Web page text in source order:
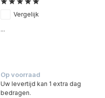
Vergelijk
...
Op voorraad
Uw levertijd kan 1 extra dag
bedragen.